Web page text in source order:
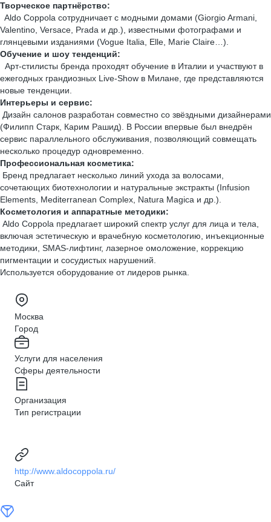
Творческое партнёрство:
Aldo Coppola сотрудничает с модными домами (Giorgio Armani,
Valentino, Versace, Prada и др.), известными фотографами и
глянцевыми изданиями (Vogue Italia, Elle, Marie Claire…).
Обучение и шоу тенденций:
Арт-стилисты бренда проходят обучение в Италии и участвуют в
ежегодных грандиозных Live-Show в Милане, где представляются
новые тенденции.
Интерьеры и сервис:
Дизайн салонов разработан совместно со звёздными дизайнерами
(Филипп Старк, Карим Рашид). В России впервые был внедрён
сервис параллельного обслуживания, позволяющий совмещать
несколько процедур одновременно.
Профессиональная косметика:
Бренд предлагает несколько линий ухода за волосами,
сочетающих биотехнологии и натуральные экстракты (Infusion
Elements, Mediterranean Complex, Natura Magica и др.).
Косметология и аппаратные методики:
Aldo Coppola предлагает широкий спектр услуг для лица и тела,
включая эстетическую и врачебную косметологию, инъекционные
методики, SMAS-лифтинг, лазерное омоложение, коррекцию
пигментации и сосудистых нарушений.
Используется оборудование от лидеров рынка.
Москва
Город
Услуги для населения
Сферы деятельности
Организация
Тип регистрации
http://www.aldocoppola.ru/
Сайт